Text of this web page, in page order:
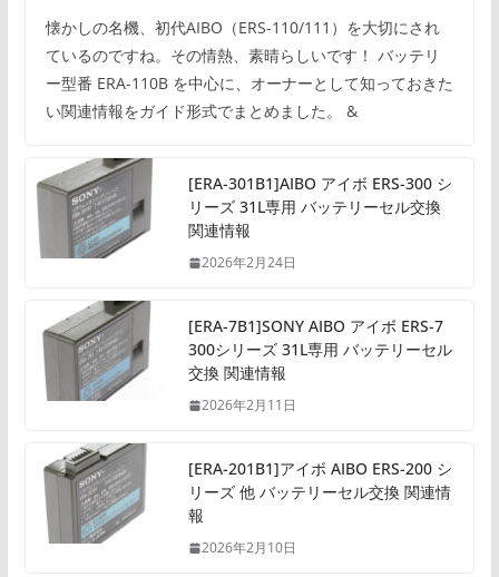
懐かしの名機、初代AIBO（ERS-110/111）を大切にされ
ているのですね。その情熱、素晴らしいです！ バッテリ
ー型番 ERA-110B を中心に、オーナーとして知っておきた
い関連情報をガイド形式でまとめました。 &
[ERA-301B1]AIBO アイボ ERS-300 シ
リーズ 31L専用 バッテリーセル交換
関連情報
2026年2月24日
[ERA-7B1]SONY AIBO アイボ ERS-7
300シリーズ 31L専用 バッテリーセル
交換 関連情報
2026年2月11日
[ERA-201B1]アイボ AIBO ERS-200 シ
リーズ 他 バッテリーセル交換 関連情
報
2026年2月10日